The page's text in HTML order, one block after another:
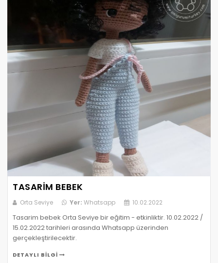
TASARIM BEBEK
Orta Seviye Yer: Whatsapp 10.02.2022
Tasarim bebek Orta Seviye bir eğitim - etkinliktir. 10.02.2022 /
15.02.2022 tarihleri arasında Whatsapp üzerinden
gerçekleştirilecektir.
DETAYLI BILGI